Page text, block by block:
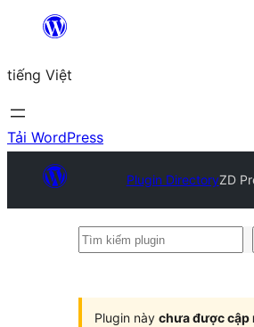
Chuyển
phần
nội
dung
tiếng Việt
Tải WordPress
Plugin DirectoryZD
Tìm
Plugin này chưa được cập